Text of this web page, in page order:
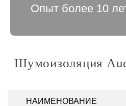
Опыт более 10
Шумоизоляция
НАИМЕНОВАНИЕ